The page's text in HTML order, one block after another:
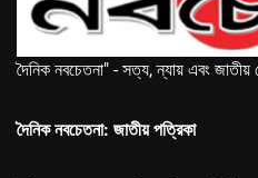
দৈনিক নবচেতনা" - সত্য, ন্যায় এবং জাতীয়
দৈনিক নবচেতনা: জাতীয় পত্রিকা